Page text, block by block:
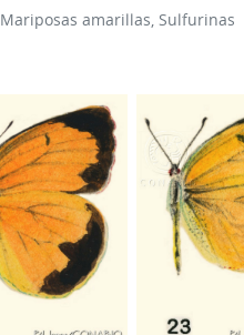
Mariposas amarillas, Sulfurinas